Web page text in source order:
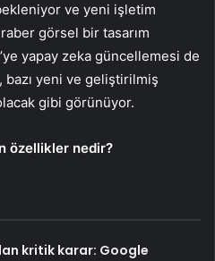
ve yeni işletim
görsel bir tasarım
yapay zeka güncellemesi de
bazı yeni ve geliştirilmiş
gibi görünüyor.
özellikler nedir?
kritik karar: Google